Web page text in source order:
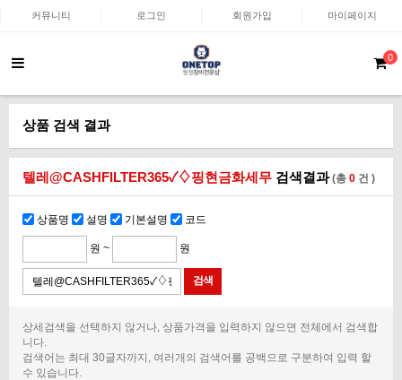
커뮤니티 로그인 회원가입 마이페이지
0
상품 검색 결과
텔레@CASHFILTER365✓♢핑현금화세무 검색결과(총 0 건 )
상품명 설명 기본설명 코드
원 ~ 원
상세검색을 선택하지 않거나, 상품가격을 입력하지 않으면 전체에서 검색합
니다.
검색어는 최대 30글자까지, 여러개의 검색어를 공백으로 구분하여 입력 할
수 있습니다.